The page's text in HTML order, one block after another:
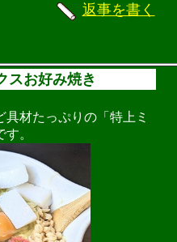
返事を書く
スお好み焼き
材たっぷりの「特上ミ
。